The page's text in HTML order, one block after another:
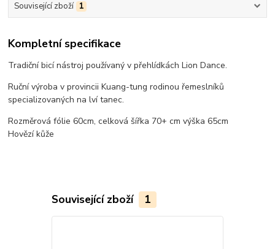
Související zboží 1
Kompletní specifikace
Tradiční bicí nástroj používaný v přehlídkách Lion Dance.
Ruční výroba v provincii Kuang-tung rodinou řemeslníků
specializovaných na lví tanec.
Rozměrová fólie 60cm, celková šířka 70+ cm výška 65cm
Hovězí kůže
Související zboží 1